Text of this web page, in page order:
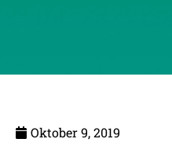
Oktober 9, 2019